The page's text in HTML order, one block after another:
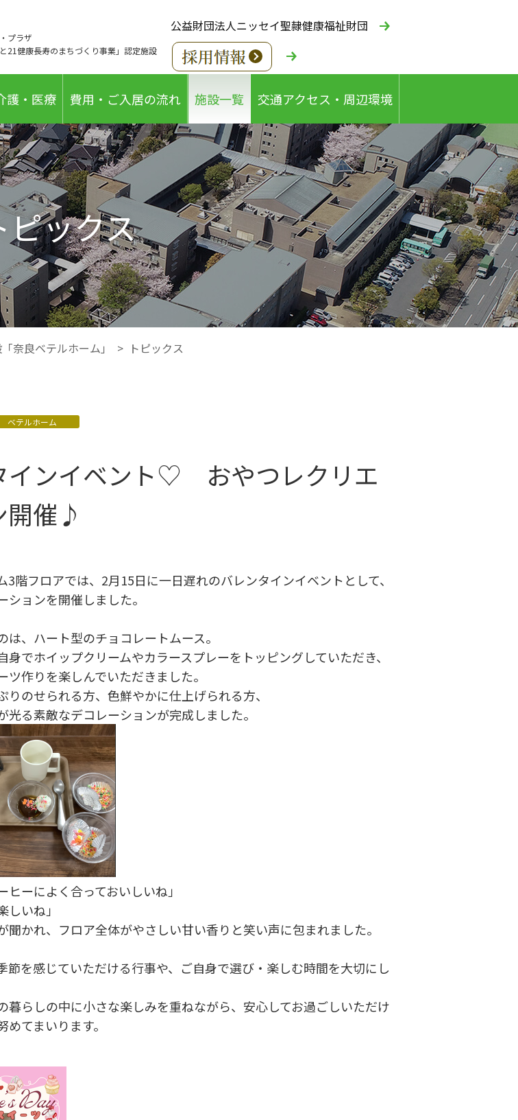
公益財団法人ニッセイ聖隷健康福祉財団
プラザ
21健康長寿のまちづくり事業」認定施設
護・医療 費用・ご入居の流れ 施設一覧 交通アクセス・周辺環境
ピックス
奈良ベテルホーム」 > トピックス
ベテルホーム
インイベント♡ おやつレクリエ
開催♪
3階フロアでは、2月15日に一日遅れのバレンタインイベントとして、
ションを開催しました。
は、ハート型のチョコレートムース。
身でホイップクリームやカラースプレーをトッピングしていただき、
ツ作りを楽しんでいただきました。
りのせられる方、色鮮やかに仕上げられる方、
光る素敵なデコレーションが完成しました。
ヒーによく合っておいしいね」
しいね」
聞かれ、フロア全体がやさしい甘い香りと笑い声に包まれました。
節を感じていただける行事や、ご自身で選び・楽しむ時間を大切にし
暮らしの中に小さな楽しみを重ねながら、安心してお過ごしいただけ
てまいります。